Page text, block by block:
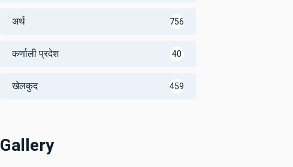
अर्थ 756
कर्णाली प्रदेश 40
खेलकुद 459
Gallery